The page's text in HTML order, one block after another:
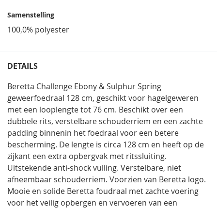
Samenstelling
100,0% polyester
DETAILS
Beretta Challenge Ebony & Sulphur Spring
geweerfoedraal 128 cm, geschikt voor hagelgeweren
met een looplengte tot 76 cm. Beschikt over een
dubbele rits, verstelbare schouderriem en een zachte
padding binnenin het foedraal voor een betere
bescherming. De lengte is circa 128 cm en heeft op de
zijkant een extra opbergvak met ritssluiting.
Uitstekende anti-shock vulling. Verstelbare, niet
afneembaar schouderriem. Voorzien van Beretta logo.
Mooie en solide Beretta foudraal met zachte voering
voor het veilig opbergen en vervoeren van een